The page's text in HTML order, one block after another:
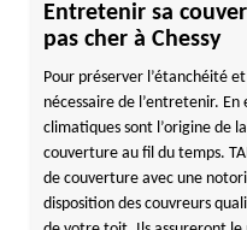
Entretenir sa
pas cher à Chessy
Pour préserver l’étanchéité
nécessaire de l’entretenir.
climatiques sont l’origine de
couverture au fil du temps.
de couverture avec une
disposition des couvreurs